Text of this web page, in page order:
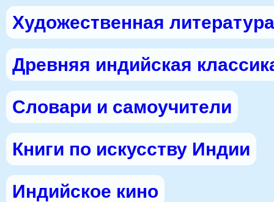
Художественная
Древняя индийская
Словари и самоучители
Книги по искусству Индии
Индийское кино